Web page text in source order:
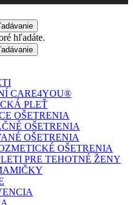
hľadáte.
CARE4YOU®
PLEŤ
OŠETRENIA
OŠETRENIA
OŠETRENIA
OŠETRENIA
PRE TEHOTNÉ ŽENY